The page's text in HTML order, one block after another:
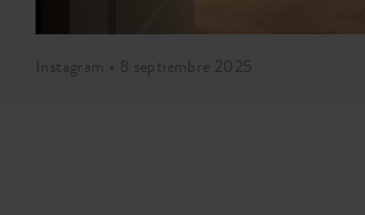
Instagram • 8 septiembre 2025